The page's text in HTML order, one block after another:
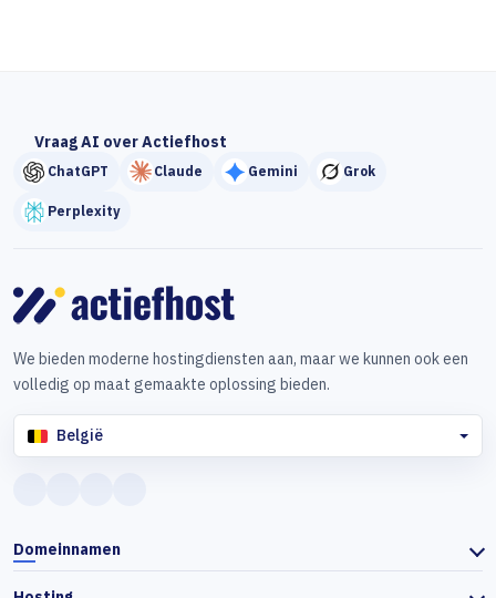
Vraag AI over Actiefhost
ChatGPT Claude Gemini Grok
Perplexity
We bieden moderne hostingdiensten aan, maar we kunnen ook een
volledig op maat gemaakte oplossing bieden.
België
Domeinnamen